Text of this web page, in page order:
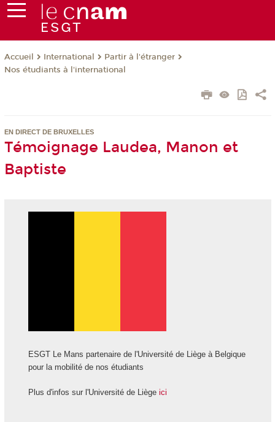
Accueil International
Partir à l'étranger
Nos étudiants à l'international
EN DIRECT DE BRUXELLES
Témoignage Laudea, Manon et
Baptiste
ESGT Le Mans partenaire de l'Université de Liège à Belgique
pour la mobilité de nos étudiants
Plus d'infos sur l'Université de Liège ici